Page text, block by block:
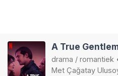
A True
drama / romantiek
Met Çağatay